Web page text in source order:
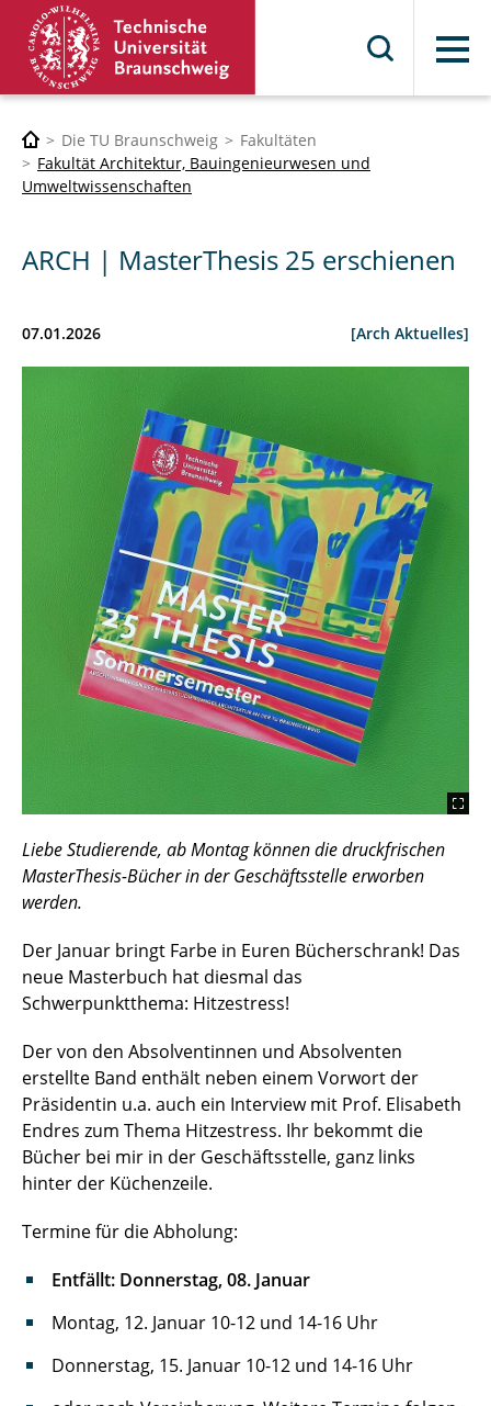
Menü
Die TU Braunschweig
Fakultäten
Fakultät Architektur, Bauingenieurwesen und
Umweltwissenschaften
ARCH | MasterThesis 25 erschienen
07.01.2026 [Arch Aktuelles]
Liebe Studierende, ab Montag können die druckfrischen
MasterThesis-Bücher in der Geschäftsstelle erworben
werden.
Der Januar bringt Farbe in Euren Bücherschrank! Das
neue Masterbuch hat diesmal das
Schwerpunktthema: Hitzestress!
Der von den Absolventinnen und Absolventen
erstellte Band enthält neben einem Vorwort der
Präsidentin u.a. auch ein Interview mit Prof. Elisabeth
Endres zum Thema Hitzestress. Ihr bekommt die
Bücher bei mir in der Geschäftsstelle, ganz links
hinter der Küchenzeile.
Termine für die Abholung:
Entfällt: Donnerstag, 08. Januar
Montag, 12. Januar 10-12 und 14-16 Uhr
Donnerstag, 15. Januar 10-12 und 14-16 Uhr